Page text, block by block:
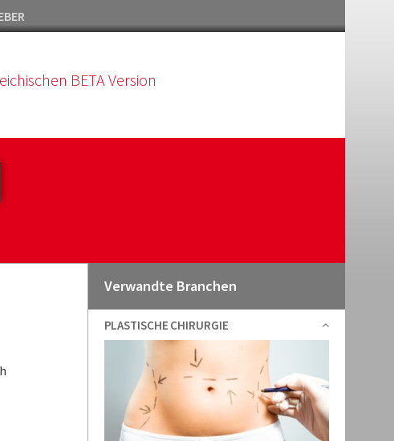
BETA Version
Verwandte Branchen
PLASTISCHE CHIRURGIE